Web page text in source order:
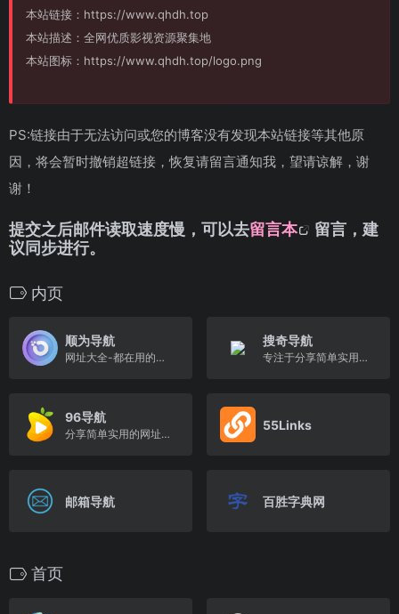
本站链接：https://www.qhdh.top
本站描述：全网优质影视资源聚集地
本站图标：https://www.qhdh.top/logo.png
PS:链接由于无法访问或您的博客没有发现本站链接等其他原
因，将会暂时撤销超链接，恢复请留言通知我，望请谅解，谢
谢！
提交之后邮件读取速度慢，可以去留言本
留言，建
议同步进行。
内页
顺为导航
网址大全-都在用的万能办公运营工具导航
搜奇导航
专注于分享简单实用的网址导航
96导航
分享简单实用的网址导航
55Links
邮箱导航 百胜字典网
首页